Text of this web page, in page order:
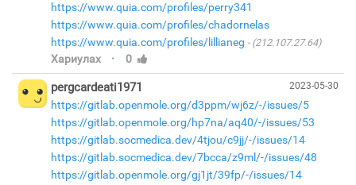
https://www.quia.com/profiles/perry341
https://www.quia.com/profiles/chadornelas
https://www.quia.com/profiles/lillianeg
(212.107.27.64)
Хариулах · 0
2023-05-30
pergcardeati1971
https://gitlab.openmole.org/d3ppm/wj6z/-/issues/5
https://gitlab.openmole.org/hp7na/aq40/-/issues/53
https://gitlab.socmedica.dev/4tjou/c9jj/-/issues/14
https://gitlab.socmedica.dev/7bcca/z9ml/-/issues/48
https://gitlab.openmole.org/gj1jt/39fp/-/issues/14